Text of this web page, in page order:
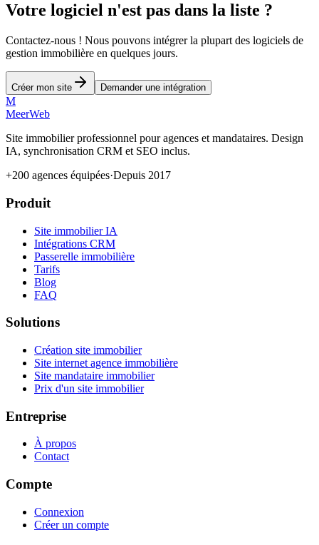
Votre logiciel n'est pas dans la liste ?
Contactez-nous ! Nous pouvons intégrer la plupart des logiciels de
gestion immobilière en quelques jours.
Créer mon site Demander une intégration
M
MeerWeb
Site immobilier professionnel pour agences et mandataires. Design
IA, synchronisation CRM et SEO inclus.
+200 agences équipées·Depuis 2017
Produit
Site immobilier IA
Intégrations CRM
Passerelle immobilière
Tarifs
Blog
FAQ
Solutions
Création site immobilier
Site internet agence immobilière
Site mandataire immobilier
Prix d'un site immobilier
Entreprise
À propos
Contact
Compte
Connexion
Créer un compte